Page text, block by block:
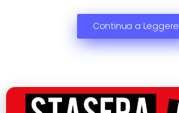
Continua a Leggere